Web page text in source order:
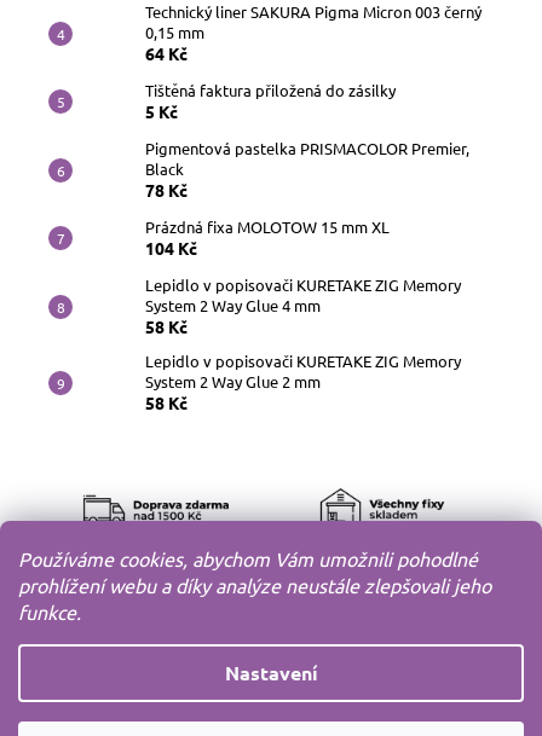
Používáme cookies, abychom Vám umožnili pohodlné
prohlížení webu a díky analýze neustále zlepšovali jeho
funkce.
Nastavení
Technický liner SAKURA Pigma Micron 003 černý
0,15 mm
64 Kč
Tištěná faktura přiložená do zásilky
5 Kč
Pigmentová pastelka PRISMACOLOR Premier,
Black
78 Kč
Prázdná fixa MOLOTOW 15 mm XL
104 Kč
Lepidlo v popisovači KURETAKE ZIG Memory
System 2 Way Glue 4 mm
58 Kč
Lepidlo v popisovači KURETAKE ZIG Memory
System 2 Way Glue 2 mm
58 Kč